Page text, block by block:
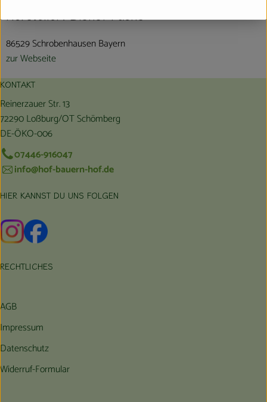
86529 Schrobenhausen Bayern
zur Webseite
KONTAKT
Reinerzauer Str. 13
72290 Loßburg/OT Schömberg
DE-ÖKO-006
07446-916047
info@hof-bauern-hof.de
HIER KANNST DU UNS FOLGEN
Externer Link zu https://www.instagram.com/hofbauernhof/
Externer Link zu https://www.facebook.com/
RECHTLICHES
AGB
Impressum
Datenschutz
Widerruf-Formular